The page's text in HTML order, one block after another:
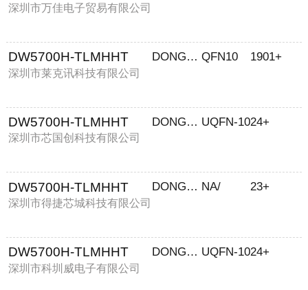
深圳市万佳电子贸易有限公司
DW5700H-TLMHHT
深圳市莱克讯科技有限公司
DONGWOO QFN10 1901+
DW5700H-TLMHHT
深圳市芯国创科技有限公司
DONGWOON UQFN-1024+
DW5700H-TLMHHT
深圳市得捷芯城科技有限公司
DONGWOO NA/ 23+
DW5700H-TLMHHT
深圳市科圳威电子有限公司
DONGWOON UQFN-1024+